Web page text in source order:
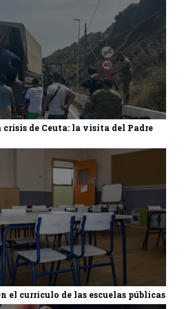
de Ceuta: la visita del Padre
el currículo de las escuelas públicas